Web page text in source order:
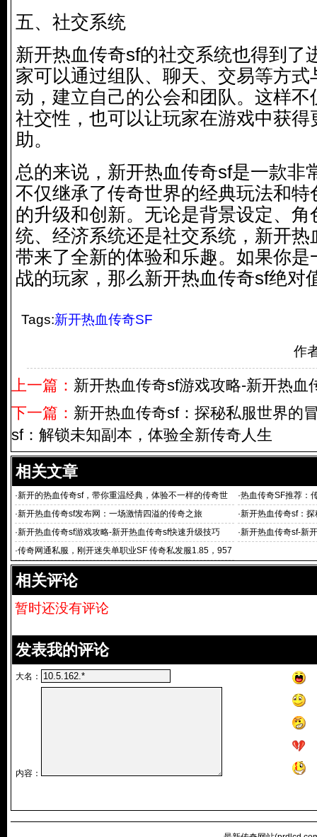
五、社交系统
新开热血传奇sf的社交系统也得到了
家可以通过组队、聊天、交易等方
动，建立自己的公会和团队。这样不
社交性，也可以让玩家在游戏中获得
助。
总的来说，新开热血传奇sf是一款非
不仅继承了传奇世界的经典玩法和特
的升级和创新。无论是背景设定、角
统、经济系统还是社交系统，新开热
带来了全新的体验和乐趣。如果你是
战的玩家，那么新开热血传奇sf绝对
Tags:新开热血传奇SF
作
上一篇： 新开热血传奇sf游戏攻略-新开热血
下一篇： 新开热血传奇sf：探秘私服世界的
sf：解锁未知副本，体验全新传奇人生
相关文章
·新开的热血传奇sf，带你重温经典，体验不一样的传奇世
界！
·热血传奇SF推荐：
·新开热血传奇sf发布网：一场激情四溢的传奇之旅 ·新开热血传奇sf：
sf：解锁未知副本，
·新开热血传奇sf游戏攻略-新开热血传奇sf快速升级技巧 ·新开热血传奇sf-新
·传奇网通私服，刚开迷失单职业SF 传奇私发服1.85，957
1网通传奇私服网站_
相关评论
暂时还没有评论
发表我的评论
大名：
内容：